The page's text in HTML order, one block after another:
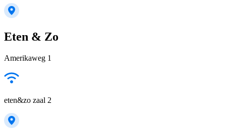
Eten & Zo
Amerikaweg 1
eten&zo zaal 2